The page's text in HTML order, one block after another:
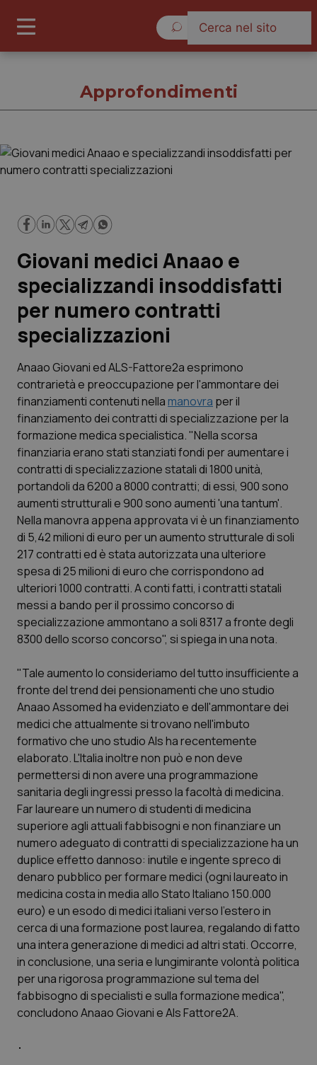
Governo e Parlamento
Regioni e Asl
Lavoro e Professioni
Scienza e Farmaci
Studi e Analisi
Lettere al direttore
Edizioni Regionali
QS Pro
Professionisti Sanitari.AI
Abruzzo
Basilicata
Calabria
Campania
Emilia-Romagna
Friuli Venezia Giulia
Lazio
Liguria
Lombardia
Marche
Molise
Piemonte
Provincia Autonoma di Bolzano
QS Pro Gold
Artrite & artrosi
Asma & BPCO
Car-T
Colesterolo & coronaropatie
Dermatite Atopica
Diabete & glucometri
Disturbi dell’umore
Dolore
Donna & Salute
Epatiti
HIV
Infezioni & Febbre
QS Club Newsletter
Approfondimenti
Giovani medici Anaao e
specializzandi insoddisfatti
per numero contratti
specializzazioni
Anaao Giovani ed ALS-Fattore2a esprimono
contrarietà e preoccupazione per l'ammontare dei
finanziamenti contenuti nellamanovra per il
finanziamento dei contratti di specializzazione per la
formazione medica specialistica. "Nella scorsa
finanziaria erano stati stanziati fondi per aumentare i
contratti di specializzazione statali di 1800 unità,
portandoli da 6200 a 8000 contratti; di essi, 900 sono
aumenti strutturali e 900 sono aumenti 'una tantum'.
Nella manovra appena approvata vi è un finanziamento
di 5,42 milioni di euro per un aumento strutturale di soli
217 contratti ed è stata autorizzata una ulteriore
spesa di 25 milioni di euro che corrispondono ad
ulteriori 1000 contratti. A conti fatti, i contratti statali
messi a bando per il prossimo concorso di
specializzazione ammontano a soli 8317 a fronte degli
8300 dello scorso concorso", si spiega in una nota.
"Tale aumento lo consideriamo del tutto insufficiente a
fronte del trend dei pensionamenti che uno studio
Anaao Assomed ha evidenziato e dell'ammontare dei
medici che attualmente si trovano nell'imbuto
formativo che uno studio Als ha recentemente
elaborato. L'Italia inoltre non può e non deve
permettersi di non avere una programmazione
sanitaria degli ingressi presso la facoltà di medicina.
Far laureare un numero di studenti di medicina
superiore agli attuali fabbisogni e non finanziare un
numero adeguato di contratti di specializzazione ha un
duplice effetto dannoso: inutile e ingente spreco di
denaro pubblico per formare medici (ogni laureato in
medicina costa in media allo Stato Italiano 150.000
euro) e un esodo di medici italiani verso l'estero in
cerca di una formazione post laurea, regalando di fatto
una intera generazione di medici ad altri stati. Occorre,
in conclusione, una seria e lungimirante volontà politica
per una rigorosa programmazione sul tema del
fabbisogno di specialisti e sulla formazione medica",
concludono Anaao Giovani e Als Fattore2A.